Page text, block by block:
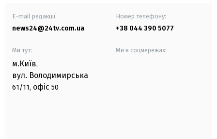
E-mail редакції
news24@24tv.com.ua
Номер телефону:
+38 044 390 5077
Ми тут:
м.Київ,
вул. Володимирська
61/11, офіс 50
Ми в соцмережах: